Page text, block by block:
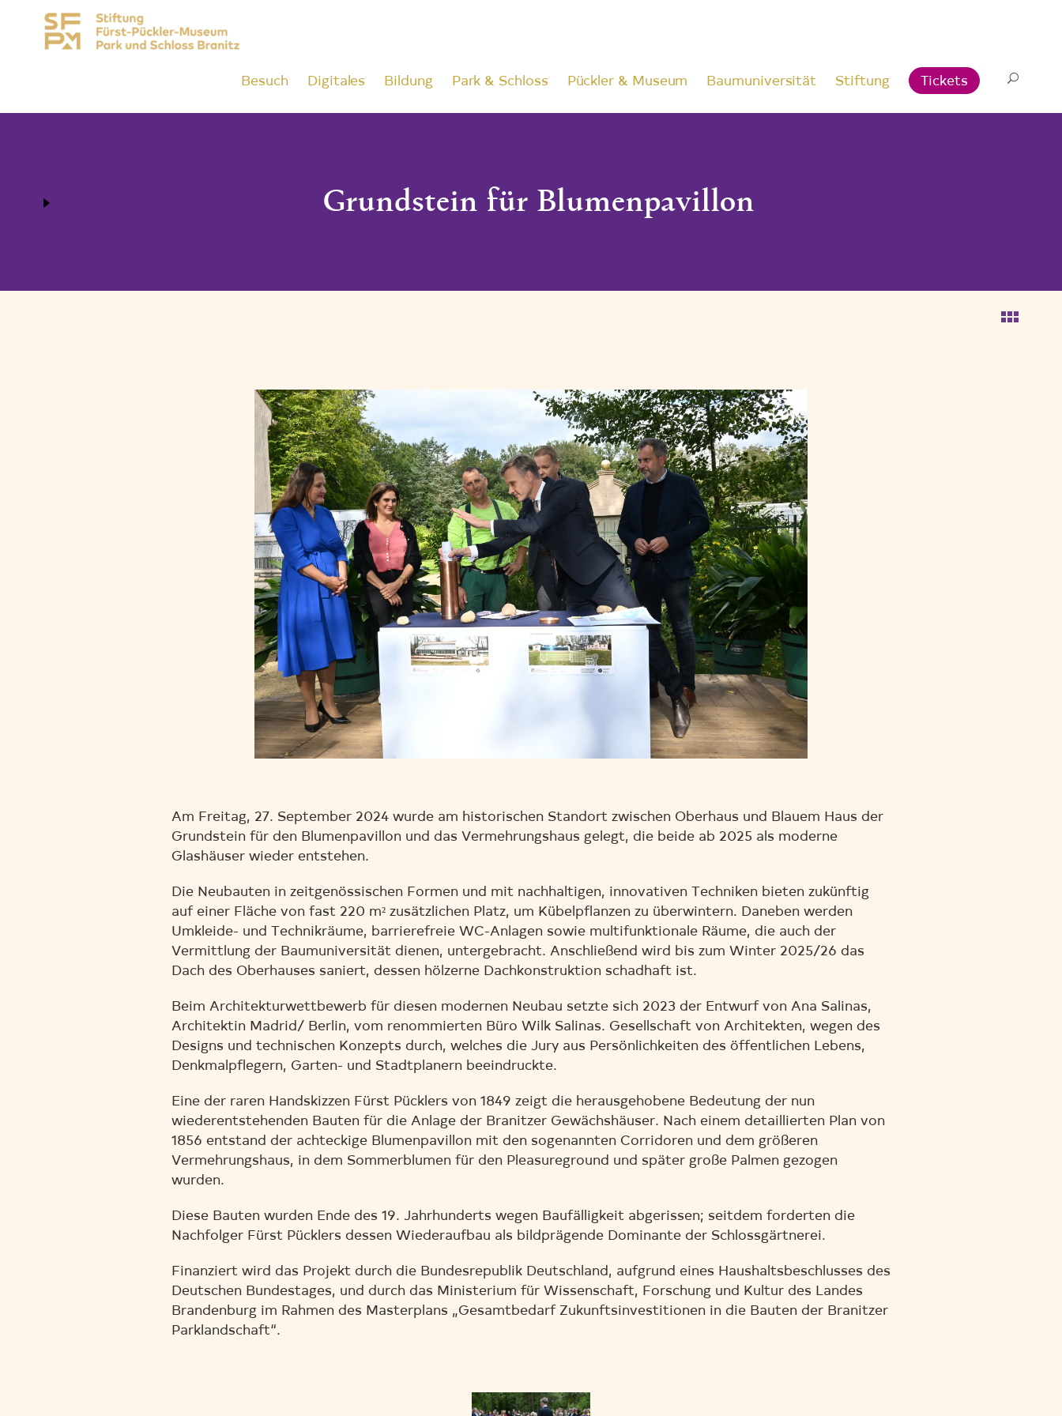
Besuch Digitales Bildung Park & Schloss Pückler & Museum Baumuniversität Stiftung Tickets
Grundstein für Blumenpavillon
Am Freitag, 27. September 2024 wurde am historischen Standort zwischen Oberhaus und Blauem Haus der
Grundstein für den Blumenpavillon und das Vermehrungshaus gelegt, die beide ab 2025 als moderne
Glashäuser wieder entstehen.
Die Neubauten in zeitgenössischen Formen und mit nachhaltigen, innovativen Techniken bieten zukünftig
auf einer Fläche von fast 220 m² zusätzlichen Platz, um Kübelpflanzen zu überwintern. Daneben werden
Umkleide- und Technikräume, barrierefreie WC-Anlagen sowie multifunktionale Räume, die auch der
Vermittlung der Baumuniversität dienen, untergebracht. Anschließend wird bis zum Winter 2025/26 das
Dach des Oberhauses saniert, dessen hölzerne Dachkonstruktion schadhaft ist.
Beim Architekturwettbewerb für diesen modernen Neubau setzte sich 2023 der Entwurf von Ana Salinas,
Architektin Madrid/ Berlin, vom renommierten Büro Wilk Salinas. Gesellschaft von Architekten, wegen des
Designs und technischen Konzepts durch, welches die Jury aus Persönlichkeiten des öffentlichen Lebens,
Denkmalpflegern, Garten- und Stadtplanern beeindruckte.
Eine der raren Handskizzen Fürst Pücklers von 1849 zeigt die herausgehobene Bedeutung der nun
wiederentstehenden Bauten für die Anlage der Branitzer Gewächshäuser. Nach einem detaillierten Plan von
1856 entstand der achteckige Blumenpavillon mit den sogenannten Corridoren und dem größeren
Vermehrungshaus, in dem Sommerblumen für den Pleasureground und später große Palmen gezogen
wurden.
Diese Bauten wurden Ende des 19. Jahrhunderts wegen Baufälligkeit abgerissen; seitdem forderten die
Nachfolger Fürst Pücklers dessen Wiederaufbau als bildprägende Dominante der Schlossgärtnerei.
Finanziert wird das Projekt durch die Bundesrepublik Deutschland, aufgrund eines Haushaltsbeschlusses des
Deutschen Bundestages, und durch das Ministerium für Wissenschaft, Forschung und Kultur des Landes
Brandenburg im Rahmen des Masterplans „Gesamtbedarf Zukunftsinvestitionen in die Bauten der Branitzer
Parklandschaft“.